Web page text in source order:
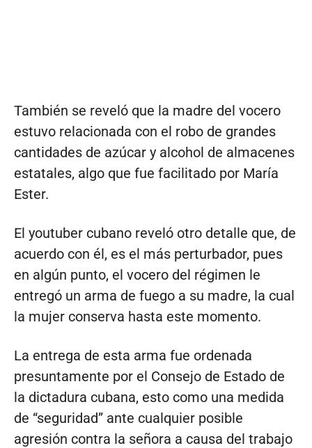
También se reveló que la madre del vocero
estuvo relacionada con el robo de grandes
cantidades de azúcar y alcohol de almacenes
estatales, algo que fue facilitado por María
Ester.
El youtuber cubano reveló otro detalle que, de
acuerdo con él, es el más perturbador, pues
en algún punto, el vocero del régimen le
entregó un arma de fuego a su madre, la cual
la mujer conserva hasta este momento.
La entrega de esta arma fue ordenada
presuntamente por el Consejo de Estado de
la dictadura cubana, esto como una medida
de “seguridad” ante cualquier posible
agresión contra la señora a causa del trabajo